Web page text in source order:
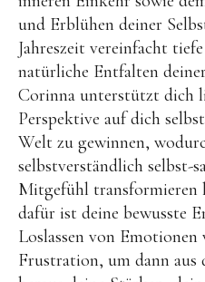
und Erblühen deiner
Jahreszeit vereinfacht
natürliche Entfalten
Corinna unterstützt dich
Perspektive auf dich
Welt zu gewinnen,
selbstverständlich selbst-
Mitgefühl transformieren
dafür ist deine bewusste
Loslassen von
Frustration, um dann aus